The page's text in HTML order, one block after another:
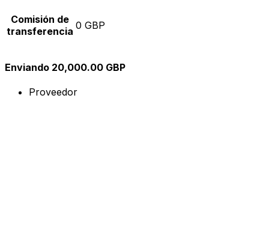
Comisión de
transferencia 0 GBP
Enviando 20,000.00 GBP
Proveedor